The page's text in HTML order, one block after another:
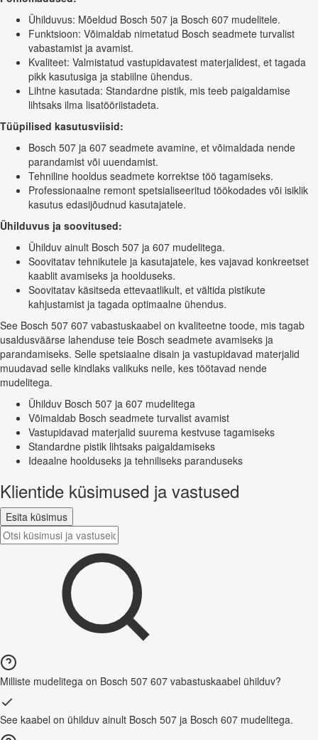
Ühilduvus: Mõeldud Bosch 507 ja Bosch 607 mudelitele.
Funktsioon: Võimaldab nimetatud Bosch seadmete turvalist
vabastamist ja avamist.
Kvaliteet: Valmistatud vastupidavatest materjalidest, et tagada
pikk kasutusiga ja stabiilne ühendus.
Lihtne kasutada: Standardne pistik, mis teeb paigaldamise
lihtsaks ilma lisatööriistadeta.
Tüüpilised kasutusviisid:
Bosch 507 ja 607 seadmete avamine, et võimaldada nende
parandamist või uuendamist.
Tehniline hooldus seadmete korrektse töö tagamiseks.
Professionaalne remont spetsialiseeritud töökodades või isiklik
kasutus edasijõudnud kasutajatele.
Ühilduvus ja soovitused:
Ühilduv ainult Bosch 507 ja 607 mudelitega.
Soovitatav tehnikutele ja kasutajatele, kes vajavad konkreetset
kaablit avamiseks ja hoolduseks.
Soovitatav käsitseda ettevaatlikult, et vältida pistikute
kahjustamist ja tagada optimaalne ühendus.
See Bosch 507 607 vabastuskaabel on kvaliteetne toode, mis tagab
usaldusväärse lahenduse teie Bosch seadmete avamiseks ja
parandamiseks. Selle spetsiaalne disain ja vastupidavad materjalid
muudavad selle kindlaks valikuks neile, kes töötavad nende
mudelitega.
Ühilduv Bosch 507 ja 607 mudelitega
Võimaldab Bosch seadmete turvalist avamist
Vastupidavad materjalid suurema kestvuse tagamiseks
Standardne pistik lihtsaks paigaldamiseks
Ideaalne hoolduseks ja tehniliseks paranduseks
Klientide küsimused ja vastused
Esita küsimus
Milliste mudelitega on Bosch 507 607 vabastuskaabel ühilduv?
See kaabel on ühilduv ainult Bosch 507 ja Bosch 607 mudelitega.